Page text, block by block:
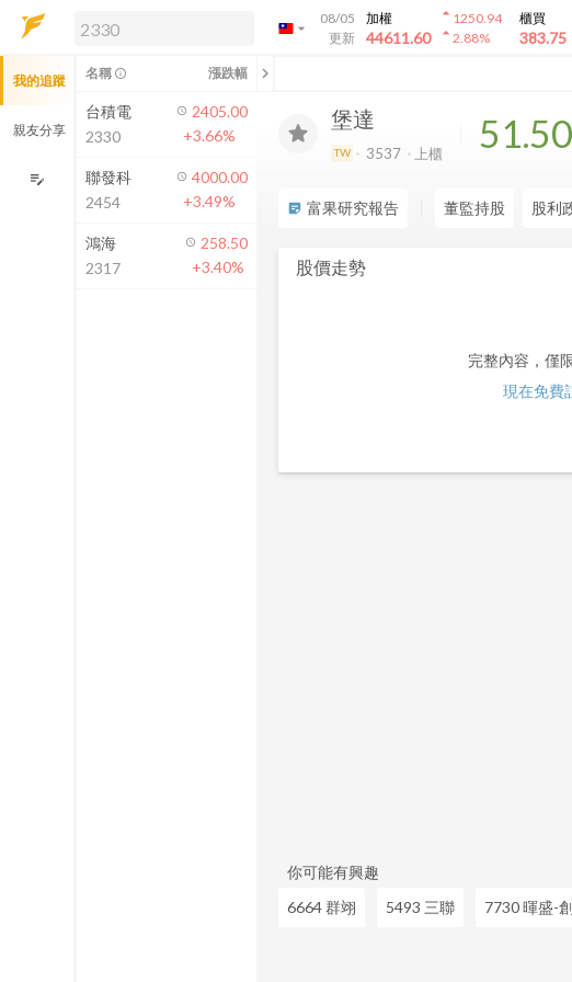
arrow_drop_down
08/05
更新
加權
44611.60
arrow_drop_up1250.94
arrow_drop_up2.88%
櫃買
383.75
解鎖即時行情及進階功能
方案」，即可解鎖以下功能：
即時行情
即時市況與排行
成交金額熱力圖
前往方案訂閱
如何綁定合作券商
堡達
TW 3537 上櫃 51.50
sticky_note_2 富果研究報告 董監持股 股利
股價走勢
完整內容，僅
現在免費
你可能有興趣
6664 群翊
5493 三聯 7730 暉盛-
我的追蹤
親友分享
edit_note
名稱 info_outline 漲跌幅 chevron_left
台積電
2330
2405.00
+3.66%
聯發科
2454
4000.00
+3.49%
鴻海
2317
258.50
+3.40%